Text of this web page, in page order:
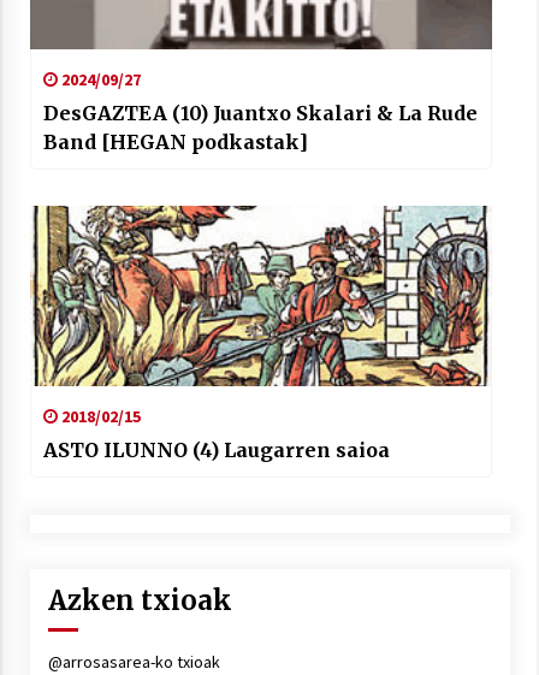
2024/09/27
DesGAZTEA (10) Juantxo Skalari & La Rude
Band [HEGAN podkastak]
2018/02/15
ASTO ILUNNO (4) Laugarren saioa
Azken txioak
@arrosasarea-ko txioak